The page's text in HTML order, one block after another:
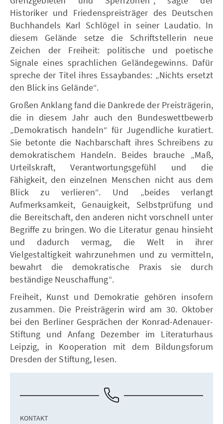
Historiker und Friedenspreisträger des Deutschen
Buchhandels Karl Schlögel in seiner Laudatio. In
diesem Gelände setze die Schriftstellerin neue
Zeichen der Freiheit: politische und poetische
Signale eines sprachlichen Geländegewinns. Dafür
spreche der Titel ihres Essaybandes: „Nichts ersetzt
den Blick ins Gelände“.
Großen Anklang fand die Dankrede der Preisträgerin,
die in diesem Jahr auch den Bundeswettbewerb
„Demokratisch handeln“ für Jugendliche kuratiert.
Sie betonte die Nachbarschaft ihres Schreibens zu
demokratischem Handeln. Beides brauche „Maß,
Urteilskraft, Verantwortungsgefühl und die
Fähigkeit, den einzelnen Menschen nicht aus dem
Blick zu verlieren“. Und „beides verlangt
Aufmerksamkeit, Genauigkeit, Selbstprüfung und
die Bereitschaft, den anderen nicht vorschnell unter
Begriffe zu bringen. Wo die Literatur genau hinsieht
und dadurch vermag, die Welt in ihrer
Vielgestaltigkeit wahrzunehmen und zu vermitteln,
bewahrt die demokratische Praxis sie durch
beständige Neuschaffung“.
Freiheit, Kunst und Demokratie gehören insofern
zusammen. Die Preisträgerin wird am 30. Oktober
bei den Berliner Gesprächen der Konrad-Adenauer-
Stiftung und Anfang Dezember im Literaturhaus
Leipzig, in Kooperation mit dem Bildungsforum
Dresden der Stiftung, lesen.
KONTAKT